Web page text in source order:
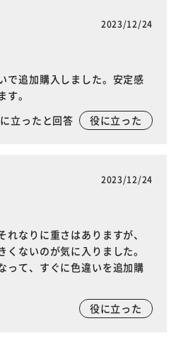
2023/12/24
で追加購入しました。安定感
。
立ったと回答 役に立った
2023/12/24
れなりに重さはありますが、
くないのが気に入りました。
って、すぐに色違いを追加購
役に立った